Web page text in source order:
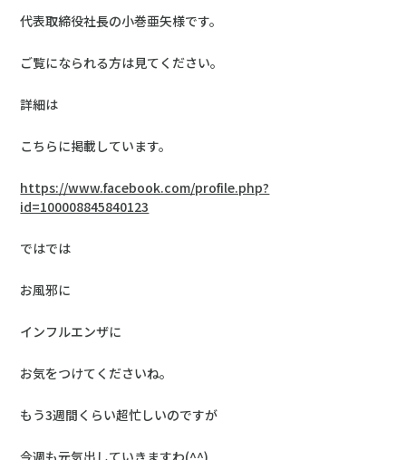
代表取締役社長の小巻亜矢様です。
ご覧になられる方は見てください。
詳細は
こちらに掲載しています。
https://www.facebook.com/profile.php?
id=100008845840123
ではでは
お風邪に
インフルエンザに
お気をつけてくださいね。
もう3週間くらい超忙しいのですが
今週も元気出していきますわ(^^)